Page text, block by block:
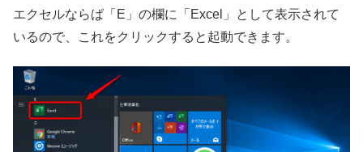
エクセルならば「E」の欄に「Excel」として表示されて
いるので、これをクリックすると起動できます。